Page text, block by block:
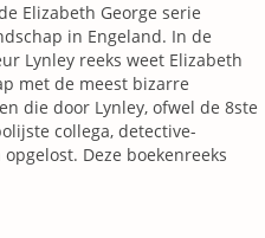
Elizabeth George serie
in Engeland. In de
Lynley reeks weet Elizabeth
met de meest bizarre
die door Lynley, ofwel de 8ste
collega, detective-
Deze boekenreeks